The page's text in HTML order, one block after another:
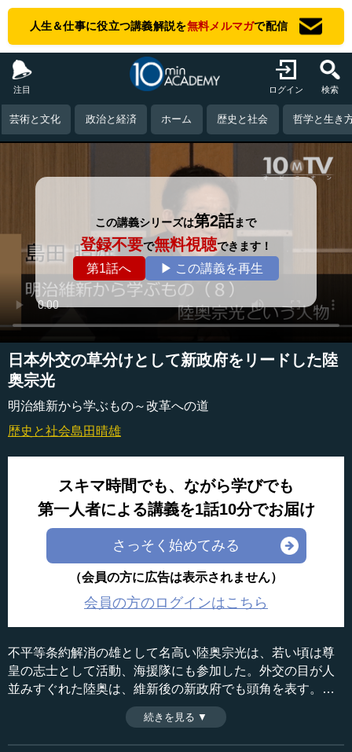
人生＆仕事に役立つ講義解説を無料メルマガで配信
注目 ログイン 検索
芸術と文化 政治と経済 ホーム 歴史と社会 哲学と生き
この講義シリーズは第2話まで
登録不要で無料視聴できます！
第1話へ ▶ この講義を再生
日本外交の草分けとして新政府をリードした陸
奥宗光
明治維新から学ぶもの～改革への道
歴史と社会島田晴雄
スキマ時間でも、ながら学びでも
第一人者による講義を1話10分でお届け
さっそく始めてみる
（会員の方に広告は表示されません）
会員の方のログインはこちら
不平等条約解消の雄として名高い陸奥宗光は、若い頃は尊
皇の志士として活動、海援隊にも参加した。外交の目が人
並みすぐれた陸奥は、維新後の新政府でも頭角を表す。や
がて薩長土肥中心の政府人事への不満、「廃藩置県」建白
への無理解から下野し、紀州藩強化策に専念することとな
る。（2018年11月13日開催島田塾講演「明治維新とは：新
収録日：2018年11月13日
続きを見る ▼